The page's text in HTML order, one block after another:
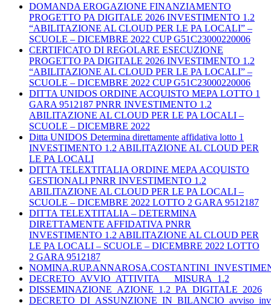
DOMANDA EROGAZIONE FINANZIAMENTO
PROGETTO PA DIGITALE 2026 INVESTIMENTO 1.2
“ABILITAZIONE AL CLOUD PER LE PA LOCALI” –
SCUOLE – DICEMBRE 2022 CUP G51C23000220006
CERTIFICATO DI REGOLARE ESECUZIONE
PROGETTO PA DIGITALE 2026 INVESTIMENTO 1.2
“ABILITAZIONE AL CLOUD PER LE PA LOCALI” –
SCUOLE – DICEMBRE 2022 CUP G51C23000220006
DITTA UNIDOS ORDINE ACQUISTO MEPA LOTTO 1
GARA 9512187 PNRR INVESTIMENTO 1.2
ABILITAZIONE AL CLOUD PER LE PA LOCALI –
SCUOLE – DICEMBRE 2022
Ditta UNIDOS Determina direttamente affidativa lotto 1
INVESTIMENTO 1.2 ABILITAZIONE AL CLOUD PER
LE PA LOCALI
DITTA TELEXTITALIA ORDINE MEPA ACQUISTO
GESTIONALI PNRR INVESTIMENTO 1.2
ABILITAZIONE AL CLOUD PER LE PA LOCALI –
SCUOLE – DICEMBRE 2022 LOTTO 2 GARA 9512187
DITTA TELEXTITALIA – DETERMINA
DIRETTAMENTE AFFIDATIVA PNRR
INVESTIMENTO 1.2 ABILITAZIONE AL CLOUD PER
LE PA LOCALI – SCUOLE – DICEMBRE 2022 LOTTO
2 GARA 9512187
DECRETO_AVVIO_ATTIVITA___MISURA_1.2
DISSEMINAZIONE_AZIONE_1.2_PA_DIGITALE_2026